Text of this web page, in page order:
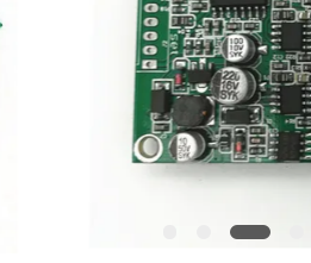
DEMANDE
SOUMISSION